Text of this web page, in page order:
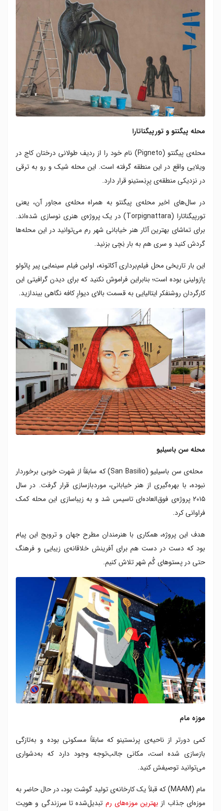
محله پیگنتو و تورپیگناتارا
محله‌ی پیگنتو (Pigneto) نام خود را از ردیف طولانی درختان کاج در
ویلایی واقع در این منطقه گرفته است. این محله شیک و رو به ترقی
در نزدیکی منطقه‌ی پرِنِستینو قرار دارد.
در سال‌های اخیر محله‌ی پیگنتو به همراه محله‌ی مجاور آن، یعنی
تورپیگناتارا (Torpignattara) در یک پروژه‌ی هنری نوسازی شده‌اند.
برای تماشای بهترین آثار هنر خیابانی شهر رم می‌توانید در این محله‌‌ها
گردش کنید و سری هم به بار نِچی بزنید.
این بار تاریخی محل فیلم‌برداری آکاتونه، اولین فیلم سینمایی پیر پائولو
پازولینی بوده است؛ بنابراین فراموش نکنید که برای دیدن گرافیتی این
کارگردان روشنفکر ایتالیایی به قسمت بالای دیوارِ کافه نگاهی بیندازید.
محله سن باسیلیو
محله‌ی سن باسیلیو (San Basilio) که سابقاً از شهرت خوبی برخوردار
نبوده، با بهره‌گیری از هنر خیابانی، موردبازسازی قرار گرفت. در سال
۲۰۱۵ پروژه‌ی فوق‌العاده‌ای تاسیس شد و به زیباسازی این محله کمک
فراوانی کرد.
هدف این پروژه، همکاری با هنرمندان مطرح جهان و ترویج این پیام
بود که دست در دست هم برای آفرینش خلاقانه‌ی زیبایی و فرهنگ
حتی در پستوهای گُم شهر تلاش کنیم.
موزه مام
کمی دورتر از ناحیه‌ی پرنستینو که سابقاً مسکونی بوده و به‌تازگی
بازسازی‌ شده است، مکانی جالب‌توجه وجود دارد که به‌دشواری
می‌توانید توصیفش کنید.
مام (MAAM) که قبلاً یک کارخانه‌ی تولید گوشت بود، در حال حاضر به
موزه‌ای جذاب از بهترین موزه‌های رم تبدیل‌شده تا سرزندگی و هویت